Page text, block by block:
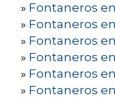
» Fontaneros
» Fontaneros
» Fontaneros
» Fontaneros
» Fontaneros
» Fontaneros